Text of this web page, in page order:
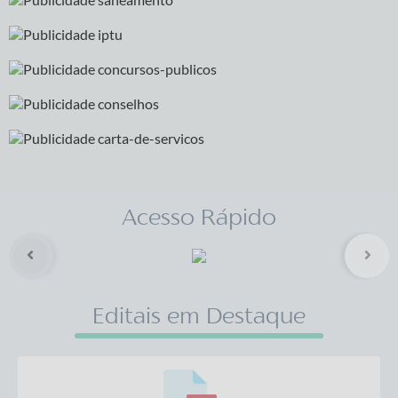
Acesso Rápido
Editais em Destaque